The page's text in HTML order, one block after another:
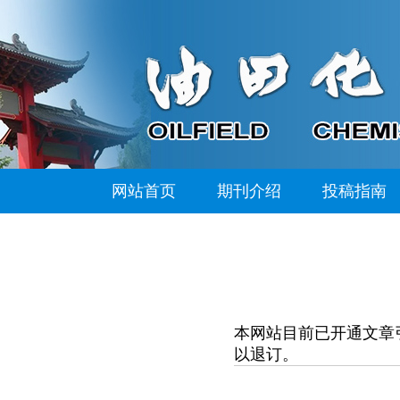
网站首页 期刊介绍 投稿指南
本网站目前已开通文
以退订。